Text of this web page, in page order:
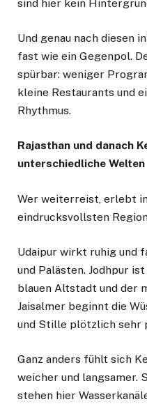
sind hier kein
Und genau nach diesen
fast wie ein Gegenpol.
spürbar: weniger
kleine Restaurants und
Rhythmus.
Rajasthan und danach
unterschiedliche Welten
Wer weiterreist, erlebt
eindrucksvollsten
Udaipur wirkt ruhig und
und Palästen. Jodhpur
blauen Altstadt und der
Jaisalmer beginnt die
und Stille plötzlich sehr
Ganz anders fühlt sich
weicher und langsamer.
stehen hier